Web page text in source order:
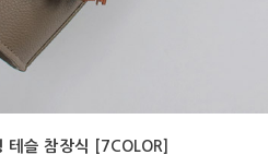
테슬 참장식 [7COLOR]